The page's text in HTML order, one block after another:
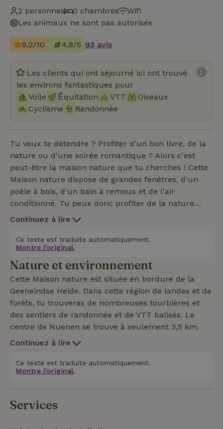
2 personnes
0 chambres
Wifi
Les animaux ne sont pas autorisés
9,2/10 4,8/5 93 avis
Les clients qui ont séjourné ici ont trouvé
les environs fantastiques pour
Voile
Ḗquitation VTT
Oiseaux
Cyclisme
Randonnée
Tu veux te détendre ? Profiter d'un bon livre, de la
nature ou d'une soirée romantique ? Alors c'est
peut-être la maison nature que tu cherches ! Cette
Maison nature dispose de grandes fenêtres, d'un
poêle à bois, d'un bain à remous et de l'air
conditionné. Tu peux donc profiter de la nature
dans le jardin boisé aussi bien à l'intérieur qu'à
distance de marche de la Geeneindse Heide.
Continuez à lire
Ce texte est traduite automatiquement.
Montre l'original.
Nature et environnement
Cette Maison nature est située en bordure de la
Geeneindse Heide. Dans cette région de landes et de
forêts, tu trouveras de nombreuses tourbières et
des sentiers de randonnée et de VTT balisés. Le
centre de Nuenen se trouve à seulement 3,5 km.
Continuez à lire
Ce texte est traduite automatiquement.
Montre l'original.
Services